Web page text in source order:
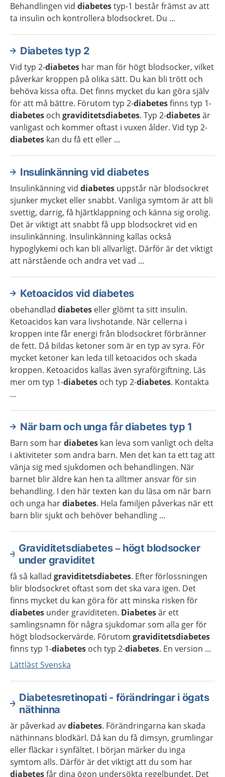
Behandlingen vid diabetestyp-1 består främst av att
ta insulin och kontrollera blodsockret. Du ...
Diabetes typ 2
Vid typ 2-diabetes har man för högt blodsocker, vilket
påverkar kroppen på olika sätt. Du kan bli trött och
behöva kissa ofta. Det finns mycket du kan göra själv
för att må bättre. Förutom typ 2-diabetesfinns typ 1-
diabetes och graviditetsdiabetes. Typ 2-diabetesär
vanligast och kommer oftast i vuxen ålder. Vid typ 2-
diabetes kan du få ett eller ...
Insulinkänning vid diabetes
Insulinkänning vid diabetes uppstår när blodsockret
sjunker mycket eller snabbt. Vanliga symtom är att bli
svettig, darrig, få hjärtklappning och känna sig orolig.
Det är viktigt att snabbt få upp blodsockret vid en
insulinkänning. Insulinkänning kallas också
hypoglykemi och kan bli allvarligt. Därför är det viktigt
att närstående och andra vet vad ...
Ketoacidos vid diabetes
obehandlad diabetes eller glömt ta sitt insulin.
Ketoacidos kan vara livshotande. När cellerna i
kroppen inte får energi från blodsockret förbränner
de fett. Då bildas ketoner som är en typ av syra. För
mycket ketoner kan leda till ketoacidos och skada
kroppen. Ketoacidos kallas även syraförgiftning. Läs
mer om typ 1-diabetes och typ 2-diabetes. Kontakta
...
När barn och unga får diabetes typ 1
Barn som hardiabetes kan leva som vanligt och delta
i aktiviteter som andra barn. Men det kan ta ett tag att
vänja sig med sjukdomen och behandlingen. När
barnet blir äldre kan hen ta alltmer ansvar för sin
behandling. I den här texten kan du läsa om när barn
och unga hardiabetes. Hela familjen påverkas när ett
barn blir sjukt och behöver behandling ...
Graviditetsdiabetes – högt blodsocker
under graviditet
få så kallad graviditetsdiabetes. Efter förlossningen
blir blodsockret oftast som det ska vara igen. Det
finns mycket du kan göra för att minska risken för
diabetes under graviditeten. Diabetesär ett
samlingsnamn för några sjukdomar som alla ger för
högt blodsockervärde. Förutom graviditetsdiabetes
finns typ 1-diabetes och typ 2-diabetes. En version ...
Lättläst Svenska
Diabetesretinopati - förändringar i ögats
näthinna
är påverkad avdiabetes. Förändringarna kan skada
näthinnans blodkärl. Då kan du få dimsyn, grumlingar
eller fläckar i synfältet. I början märker du inga
symtom alls. Därför är det viktigt att du som har
diabetesfår dina ögon undersökta regelbundet. Det